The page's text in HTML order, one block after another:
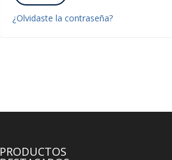
¿Olvidaste la contraseña?
PRODUCTOS